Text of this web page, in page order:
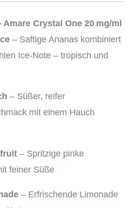
Crystal One 20 mg/ml
– Saftige Ananas kombiniert
Ice-Note – tropisch und
– Süßer, reifer
mit einem Hauch
– Spritzige pinke
feiner Süße
– Erfrischende Limonade